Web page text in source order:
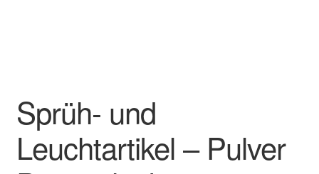
Sprüh- und
Leuchtartikel – Pulver